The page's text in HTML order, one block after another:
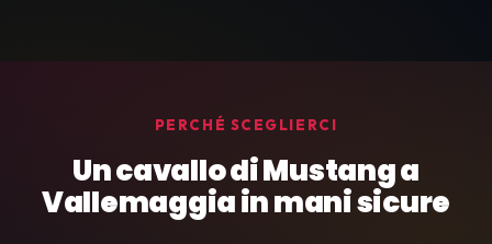
PERCHÉ SCEGLIERCI
Un cavallo di Mustang a
Vallemaggia in mani sicure